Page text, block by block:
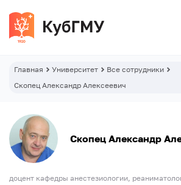
Главная Университет
Все сотрудники
Скопец Александр Алексеевич
Скопец Александр
доцент кафедры анестезиологии,